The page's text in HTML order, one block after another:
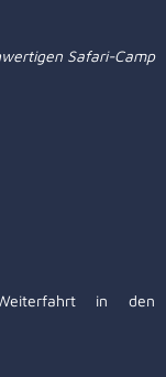
Safari-Camp
in den